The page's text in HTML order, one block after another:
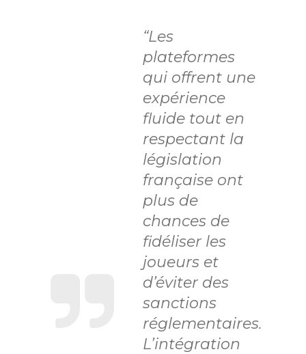
“Les
plateformes
qui offrent une
expérience
fluide tout en
respectant la
législation
française ont
plus de
chances de
fidéliser les
joueurs et
d’éviter des
sanctions
réglementaires.
L’intégration